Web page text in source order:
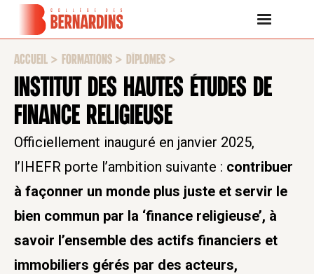
ACCUEIL > FORMATIONS > DÎPLOMES >
INSTITUT DES HAUTES ÉTUDES DE
FINANCE RELIGIEUSE
Officiellement inauguré en janvier 2025,
l’IHEFR porte l’ambition suivante : contribuer
à façonner un monde plus juste et servir le
bien commun par la ‘finance religieuse’, à
savoir l’ensemble des actifs financiers et
immobiliers gérés par des acteurs,